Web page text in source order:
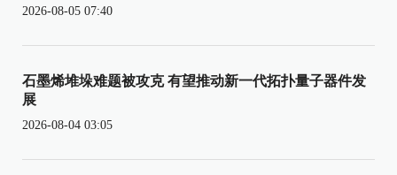
2026-08-05 07:40
石墨烯堆垛难题被攻克 有望推动新一代拓扑量子器件发
展
2026-08-04 03:05